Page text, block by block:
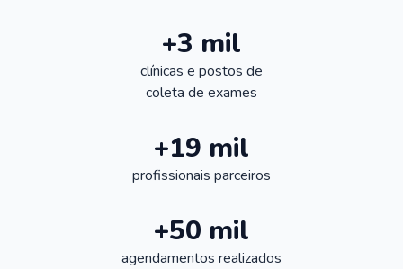
+3 mil
clínicas e postos de
coleta de exames
+19 mil
profissionais parceiros
+50 mil
agendamentos realizados